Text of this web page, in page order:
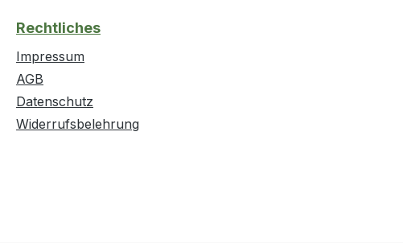
Rechtliches
Impressum
AGB
Datenschutz
Widerrufsbelehrung